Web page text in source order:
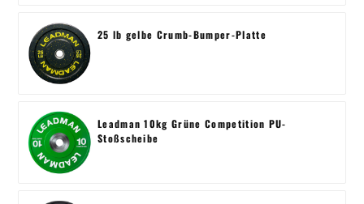
25 lb gelbe Crumb-Bumper-Platte
Leadman 10kg Grüne Competition PU-
Stoßscheibe